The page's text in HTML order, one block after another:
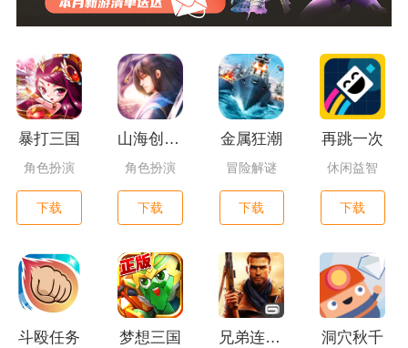
暴打三国
角色扮演
下载
山海创世录一剑天逆
角色扮演
下载
金属狂潮
冒险解谜
下载
再跳一次
休闲益智
下载
斗殴任务 梦想三国 兄弟连3：战争之子 洞穴秋千